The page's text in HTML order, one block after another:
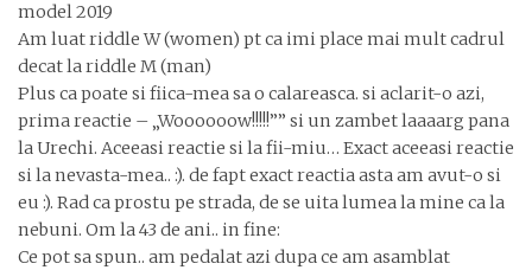
model 2019
Am luat riddle W (women) pt ca imi place mai mult cadrul
decat la riddle M (man)
Plus ca poate si fiica-mea sa o calareasca. si aclarit-o azi,
prima reactie – „Woooooow!!!!!”” si un zambet laaaarg pana
la Urechi. Aceeasi reactie si la fii-miu… Exact aceeasi reactie
si la nevasta-mea.. :). de fapt exact reactia asta am avut-o si
eu :). Rad ca prostu pe strada, de se uita lumea la mine ca la
nebuni. Om la 43 de ani.. in fine:
Ce pot sa spun.. am pedalat azi dupa ce am asamblat